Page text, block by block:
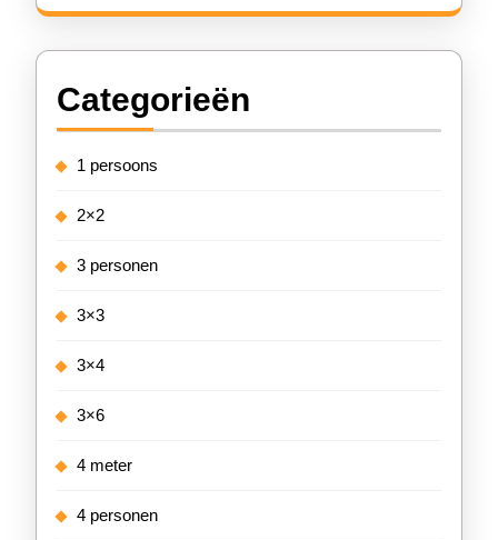
Categorieën
1 persoons
2×2
3 personen
3×3
3×4
3×6
4 meter
4 personen